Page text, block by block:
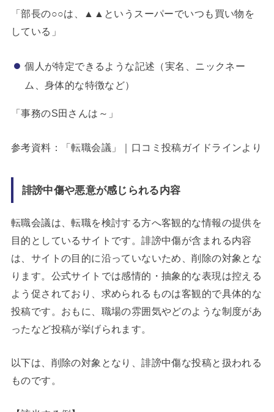
「部長の○○は、▲▲というスーパーでいつも買い物を
している」
個人が特定できるような記述（実名、ニックネー
ム、身体的な特徴など）
「事務のS田さんは～」
参考資料：「転職会議」｜口コミ投稿ガイドラインより
誹謗中傷や悪意が感じられる内容
転職会議は、転職を検討する方へ客観的な情報の提供を
目的としているサイトです。誹謗中傷が含まれる内容
は、サイトの目的に沿っていないため、削除の対象とな
ります。公式サイトでは感情的・抽象的な表現は控える
よう促されており、求められるものは客観的で具体的な
投稿です。おもに、職場の雰囲気やどのような制度があ
ったなど投稿が挙げられます。
以下は、削除の対象となり、誹謗中傷な投稿と扱われる
ものです。